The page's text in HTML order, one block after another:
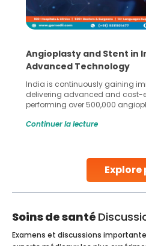
Explore
Angioplasty and Stent in
Advanced Technology
India is continuously gaining
delivering advanced and cost-
performing over 500,000
globe are searching for
Studies, such as one published
Continuer la lecture
Soins de santé
Examens et discussions